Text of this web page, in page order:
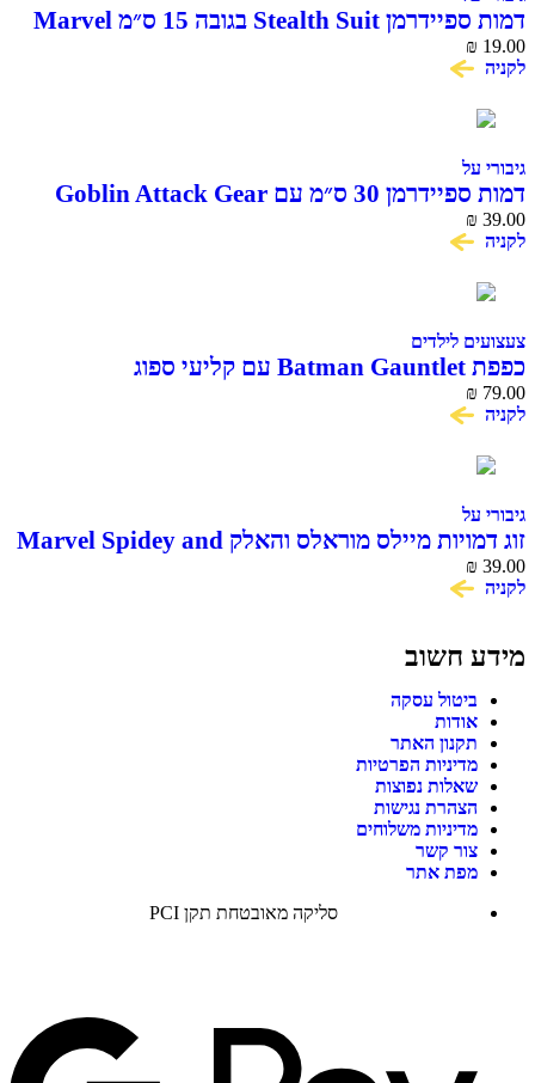
דמות ספיידרמן Stealth Suit בגובה 15 ס״מ Marvel
Hasbro
₪ 19.00
לקניה
גיבורי על
דמות ספיידרמן 30 ס״מ עם Goblin Attack Gear
Titan Hero Series
₪ 39.00
לקניה
צעצועים לילדים
כפפת Batman Gauntlet עם קליעי ספוג
₪ 79.00
לקניה
גיבורי על
זוג דמויות מיילס מוראלס והאלק Marvel Spidey and
His Amazing Friends
₪ 39.00
לקניה
מידע חשוב
ביטול עסקה
אודות
תקנון האתר
מדיניות הפרטיות
שאלות נפוצות
הצהרת נגישות
מדיניות משלוחים
צור קשר
מפת אתר
סליקה מאובטחת תקן PCI